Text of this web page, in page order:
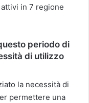
in 7 regione
periodo di
di utilizzo
la necessità di
permettere una